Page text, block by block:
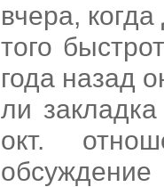
вчера,
того
года назад
ли
окт.